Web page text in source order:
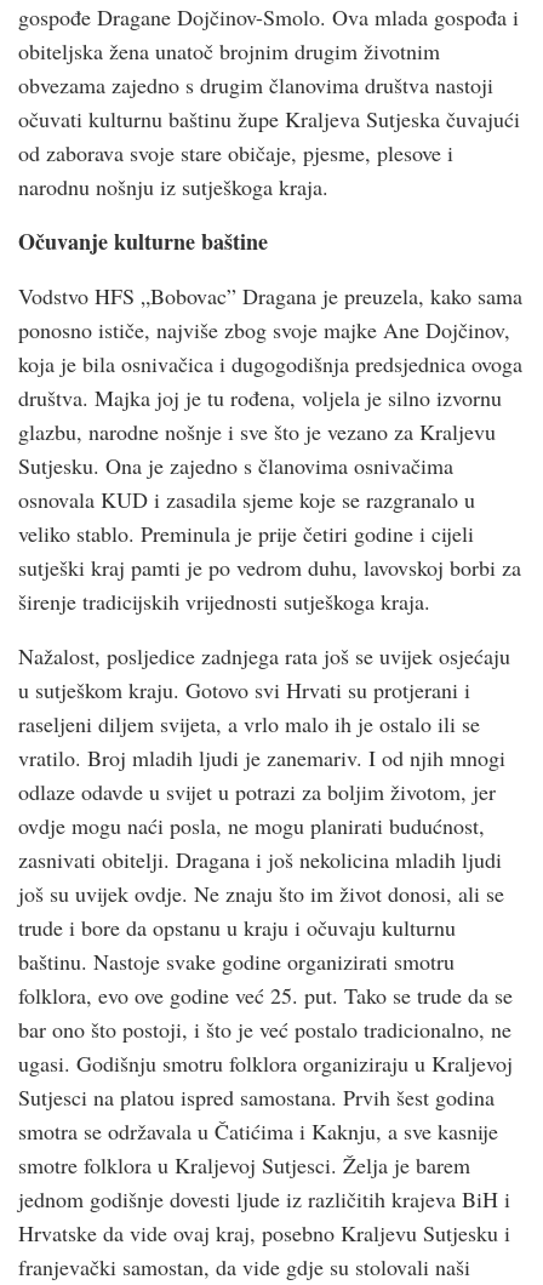
gospođe Dragane Dojčinov-Smolo. Ova mlada gospođa i
obiteljska žena unatoč brojnim drugim životnim
obvezama zajedno s drugim članovima društva nastoji
očuvati kulturnu baštinu župe Kraljeva Sutjeska čuvajući
od zaborava svoje stare običaje, pjesme, plesove i
narodnu nošnju iz sutješkoga kraja.
Očuvanje kulturne baštine
Vodstvo HFS „Bobovac” Dragana je preuzela, kako sama
ponosno ističe, najviše zbog svoje majke Ane Dojčinov,
koja je bila osnivačica i dugogodišnja predsjednica ovoga
društva. Majka joj je tu rođena, voljela je silno izvornu
glazbu, narodne nošnje i sve što je vezano za Kraljevu
Sutjesku. Ona je zajedno s članovima osnivačima
osnovala KUD i zasadila sjeme koje se razgranalo u
veliko stablo. Preminula je prije četiri godine i cijeli
sutješki kraj pamti je po vedrom duhu, lavovskoj borbi za
širenje tradicijskih vrijednosti sutješkoga kraja.
Nažalost, posljedice zadnjega rata još se uvijek osjećaju
u sutješkom kraju. Gotovo svi Hrvati su protjerani i
raseljeni diljem svijeta, a vrlo malo ih je ostalo ili se
vratilo. Broj mladih ljudi je zanemariv. I od njih mnogi
odlaze odavde u svijet u potrazi za boljim životom, jer
ovdje mogu naći posla, ne mogu planirati budućnost,
zasnivati obitelji. Dragana i još nekolicina mladih ljudi
još su uvijek ovdje. Ne znaju što im život donosi, ali se
trude i bore da opstanu u kraju i očuvaju kulturnu
baštinu. Nastoje svake godine organizirati smotru
folklora, evo ove godine već 25. put. Tako se trude da se
bar ono što postoji, i što je već postalo tradicionalno, ne
ugasi. Godišnju smotru folklora organiziraju u Kraljevoj
Sutjesci na platou ispred samostana. Prvih šest godina
smotra se održavala u Čatićima i Kaknju, a sve kasnije
smotre folklora u Kraljevoj Sutjesci. Želja je barem
jednom godišnje dovesti ljude iz različitih krajeva BiH i
Hrvatske da vide ovaj kraj, posebno Kraljevu Sutjesku i
franjevački samostan, da vide gdje su stolovali naši